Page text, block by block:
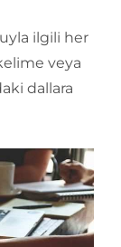
ilgili her
veya
dallara